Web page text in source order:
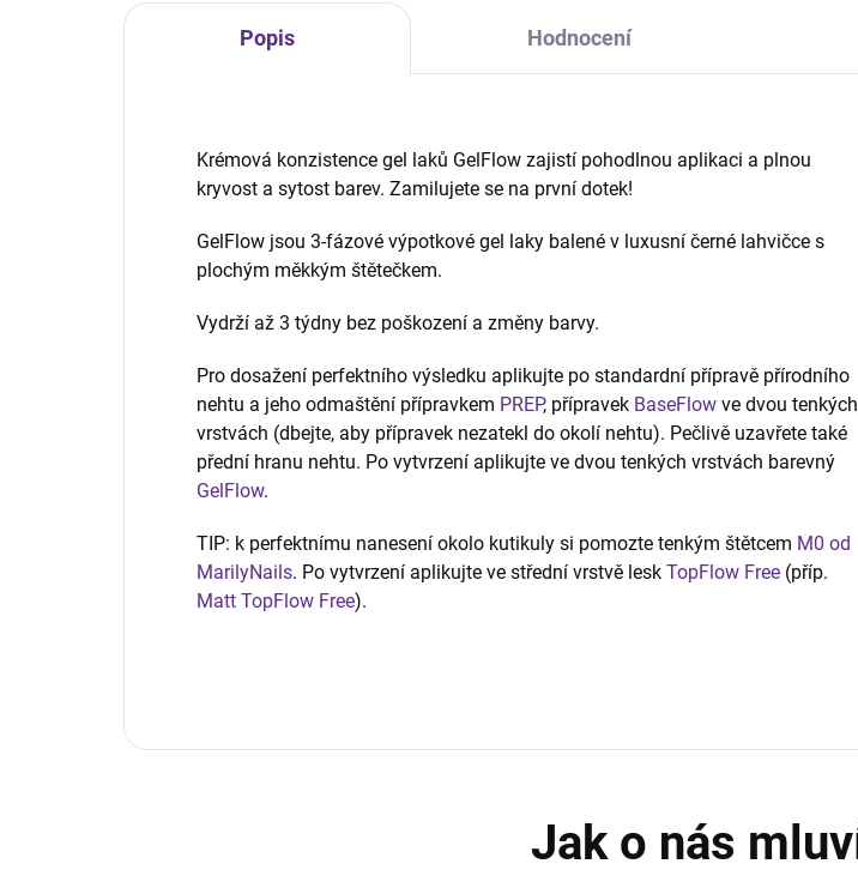
Popis Hodnocení
Krémová konzistence gel laků GelFlow zajistí pohodlnou aplikaci a plnou
kryvost a sytost barev. Zamilujete se na první dotek!
GelFlow jsou 3-fázové výpotkové gel laky balené v luxusní černé lahvičce s
plochým měkkým štětečkem.
Vydrží až 3 týdny bez poškození a změny barvy.
Pro dosažení perfektního výsledku aplikujte po standardní přípravě přírodního
nehtu a jeho odmaštění přípravkem PREP, přípravek BaseFlow ve dvou tenkých
vrstvách (dbejte, aby přípravek nezatekl do okolí nehtu). Pečlivě uzavřete také
přední hranu nehtu. Po vytvrzení aplikujte ve dvou tenkých vrstvách barevný
GelFlow.
TIP: k perfektnímu nanesení okolo kutikuly si pomozte tenkým štětcem M0 od
MarilyNails. Po vytvrzení aplikujte ve střední vrstvě lesk TopFlow Free (příp.
Matt TopFlow Free).